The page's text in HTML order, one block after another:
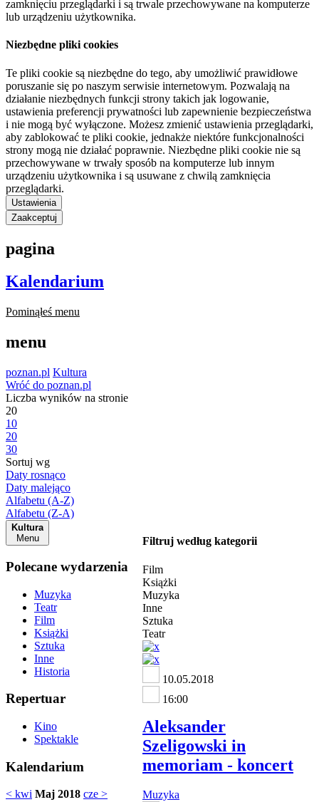
zamknięciu przeglądarki i są trwale przechowywane na komputerze
lub urządzeniu użytkownika.
Niezbędne pliki cookies
Te pliki cookie są niezbędne do tego, aby umożliwić prawidłowe
poruszanie się po naszym serwisie internetowym. Pozwalają na
działanie niezbędnych funkcji strony takich jak logowanie,
ustawienia preferencji prywatności lub zapewnienie bezpieczeństwa
i nie mogą być wyłączone. Możesz zmienić ustawienia przeglądarki,
aby zablokować te pliki cookie, jednakże niektóre funkcjonalności
strony mogą nie działać poprawnie. Niezbędne pliki cookie nie są
przechowywane w trwały sposób na komputerze lub innym
urządzeniu użytkownika i są usuwane z chwilą zamknięcia
przeglądarki.
Ustawienia
Zaakceptuj
pagina
Kalendarium
Pominąłeś menu
menu
poznan.pl Kultura
Wróć do poznan.pl
Liczba wyników na stronie
20
10
20
30
Sortuj wg
Daty rosnąco
Daty malejąco
Alfabetu (A-Z)
Alfabetu (Z-A)
Kultura
Menu
Polecane wydarzenia
Muzyka
Teatr
Film
Książki
Sztuka
Inne
Historia
Repertuar
Kino
Spektakle
Kalendarium
< kwi Maj 2018 cze >
Filtruj według kategorii
Film
Książki
Muzyka
Inne
Sztuka
Teatr
10.05.2018
16:00
Aleksander
Szeligowski in
memoriam - koncert
Muzyka